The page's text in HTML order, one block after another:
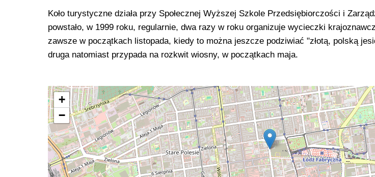
Koło turystyczne działa przy Społecznej Wyższej Szkole Przedsiębiorczości i
powstało, w 1999 roku, regularnie, dwa razy w roku organizuje wycieczki
zawsze w początkach listopada, kiedy to można jeszcze podziwiać "złotą, polską
druga natomiast przypada na rozkwit wiosny, w początkach maja.
+
−